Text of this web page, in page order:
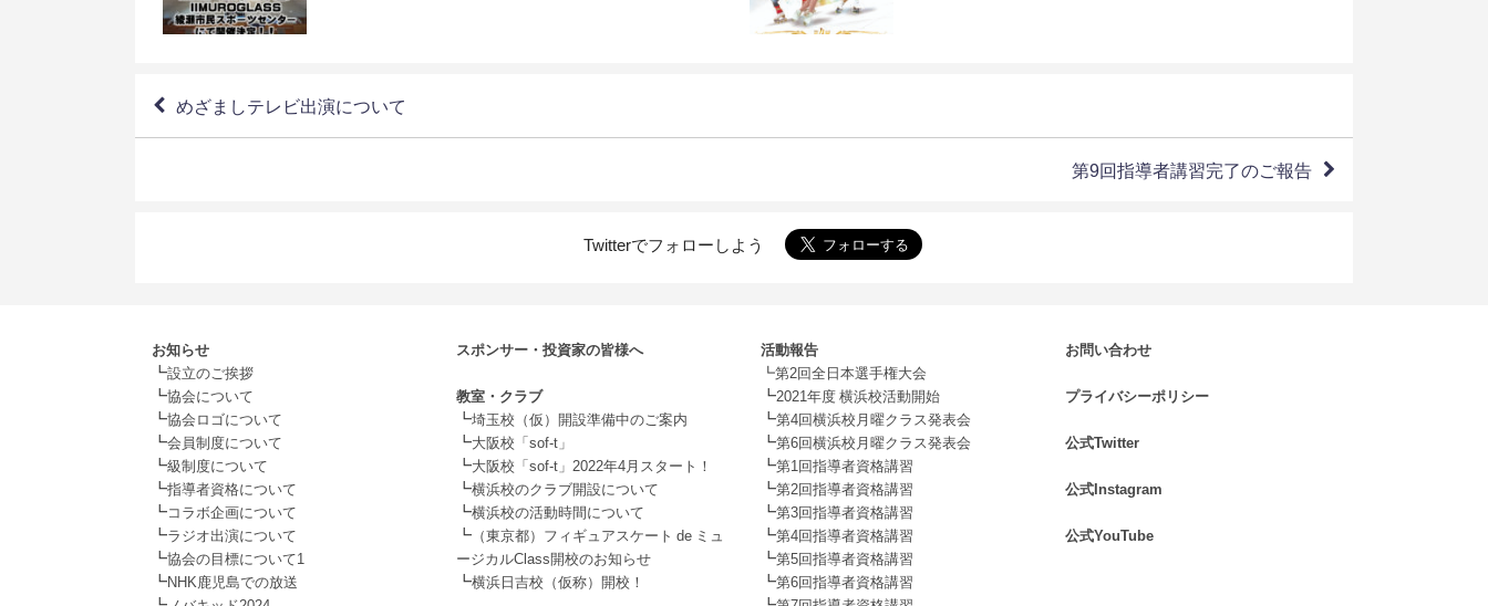
めざましテレビ出演について
第9回指導者講習完了のご報告
Twitterでフォローしよう
お知らせ
┗設立のご挨拶
┗協会について
┗協会ロゴについて
┗会員制度について
┗級制度について
┗指導者資格について
┗コラボ企画について
┗ラジオ出演について
┗協会の目標について1
┗NHK鹿児島での放送
スポンサー・投資家の皆様へ
教室・クラブ
┗埼玉校（仮）開設準備中のご案内
┗大阪校「sof-t」
┗大阪校「sof-t」2022年4月スタート！
┗横浜校のクラブ開設について
┗横浜校の活動時間について
┗ （東京都）フィギュアスケート de ミュ
ージカルClass開校のお知らせ
┗横浜日吉校（仮称）開校！
活動報告
┗第2回全日本選手権大会
┗2021年度 横浜校活動開始
┗第4回横浜校月曜クラス発表会
┗第6回横浜校月曜クラス発表会
┗第1回指導者資格講習
┗第2回指導者資格講習
┗第3回指導者資格講習
┗第4回指導者資格講習
┗第5回指導者資格講習
┗第6回指導者資格講習
お問い合わせ
プライバシーポリシー
公式Twitter
公式Instagram
公式YouTube